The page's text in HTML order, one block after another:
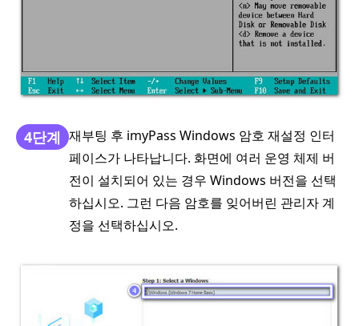
4단계 재부팅 후 imyPass Windows 암호 재설정 인터
페이스가 나타납니다. 화면에 여러 운영 체제 버
전이 설치되어 있는 경우 Windows 버전을 선택
하십시오. 그런 다음 암호를 잊어버린 관리자 계
정을 선택하십시오.